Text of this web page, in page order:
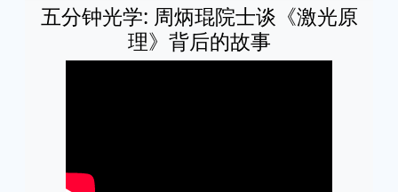
五分钟光学: 周炳琨院士谈《激光原
理》背后的故事